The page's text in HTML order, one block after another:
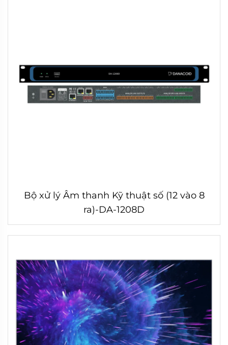
Bộ xử lý Âm thanh Kỹ thuật số (12 vào 8
ra)-DA-1208D